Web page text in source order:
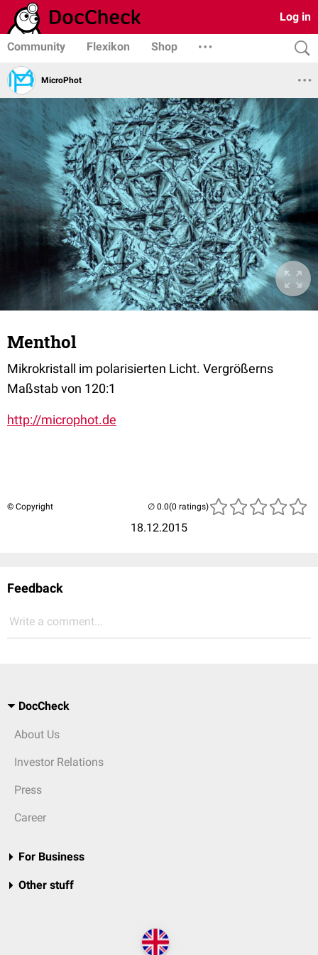
Log in
Community Flexikon Shop
MicroPhot
Menthol
Mikrokristall im polarisierten Licht. Vergrößerns
Maßstab von 120:1
http://microphot.de
© Copyright
18.12.2015
(0 ratings)
Feedback
Write a comment...
DocCheck
About Us
Investor Relations
Press
Career
For Business
Other stuff